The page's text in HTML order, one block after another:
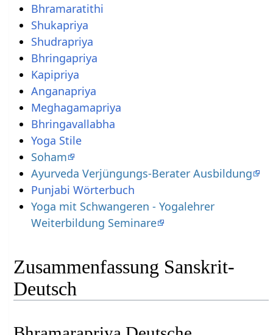
Bhramaratithi
Shukapriya
Shudrapriya
Bhringapriya
Kapipriya
Anganapriya
Meghagamapriya
Bhringavallabha
Yoga Stile
Soham
Ayurveda Verjüngungs-Berater Ausbildung
Punjabi Wörterbuch
Yoga mit Schwangeren - Yogalehrer
Weiterbildung Seminare
Zusammenfassung Sanskrit-
Deutsch